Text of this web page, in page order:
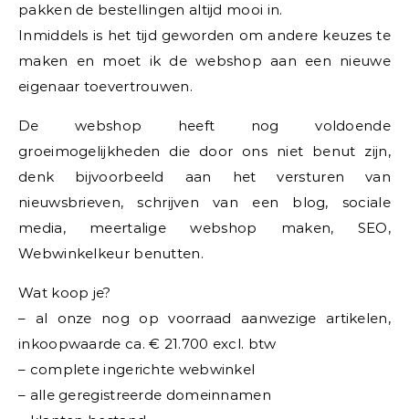
pakken de bestellingen altijd mooi in.
Inmiddels is het tijd geworden om andere keuzes te
maken en moet ik de webshop aan een nieuwe
eigenaar toevertrouwen.
De webshop heeft nog voldoende
groeimogelijkheden die door ons niet benut zijn,
denk bijvoorbeeld aan het versturen van
nieuwsbrieven, schrijven van een blog, sociale
media, meertalige webshop maken, SEO,
Webwinkelkeur benutten.
Wat koop je?
– al onze nog op voorraad aanwezige artikelen,
inkoopwaarde ca. € 21.700 excl. btw
– complete ingerichte webwinkel
– alle geregistreerde domeinnamen